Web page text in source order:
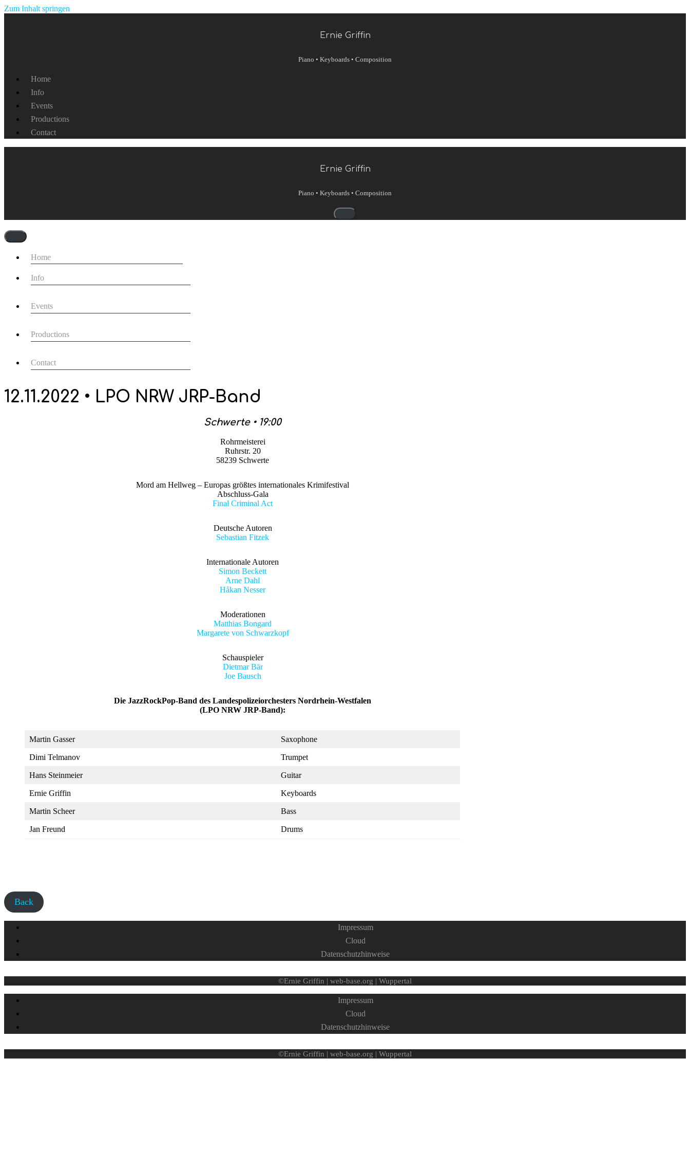
Zum Inhalt springen
Ernie Griffin
Piano • Keyboards • Composition
Home
Info
Events
Productions
Contact
Ernie Griffin
Piano • Keyboards • Composition
Navigationsmenü
Navigationsmenü
Home
Info
Events
Productions
Contact
12.11.2022 • LPO NRW JRP-Band
Schwerte • 19:00
Rohrmeisterei
Ruhrstr. 20
58239 Schwerte
Mord am Hellweg – Europas größtes internationales Krimifestival
Abschluss-Gala
Final Criminal Act
Deutsche Autoren
Sebastian Fitzek
Internationale Autoren
Simon Beckett
Arne Dahl
Håkan Nesser
Moderationen
Matthias Bongard
Margarete von Schwarzkopf
Schauspieler
Dietmar Bär
Joe Bausch
Die JazzRockPop-Band des Landespolizeiorchesters Nordrhein-Westfalen
(LPO NRW JRP-Band):
Martin Gasser Saxophone
Dimi Telmanov Trumpet
Hans Steinmeier Guitar
Ernie Griffin Keyboards
Martin Scheer Bass
Jan Freund Drums
Back
Impressum
Cloud
Datenschutzhinweise
©Ernie Griffin | web-base.org | Wuppertal
Impressum
Cloud
Datenschutzhinweise
©Ernie Griffin | web-base.org | Wuppertal